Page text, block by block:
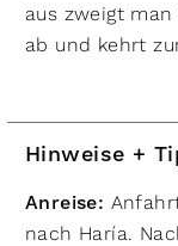
aus zweigt
ab und kehrt
Hinweise +
Anreise:
nach Haría.